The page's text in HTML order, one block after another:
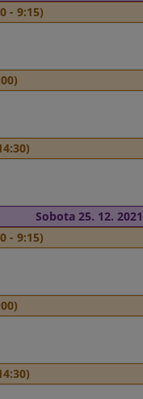
- 9:15)
Sobota 25. 12. 2021
- 9:15)